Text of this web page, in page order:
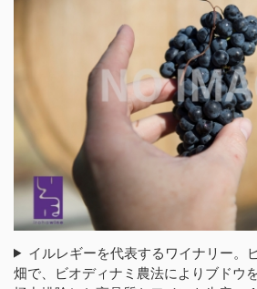
イルレギーを代表するワイナリー。
畑で、ビオディナミ農法によりブドウ